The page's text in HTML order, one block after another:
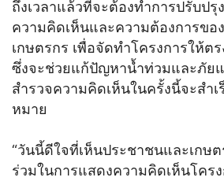
ถึงเวลาแล้วที่จะต้องทำการปรับปรุ
ความคิดเห็นและความต้องการขอ
เกษตรกร เพื่อจัดทำโครงการให้ต
ซึ่งจะช่วยแก้ปัญหาน้ำท่วมและภัยแ
สำรวจความคิดเห็นในครั้งนี้จะสำเ
หมาย
“วันนี้ดีใจที่เห็นประชาชนและเกษ
ร่วมในการแสดงความคิดเห็นโคร